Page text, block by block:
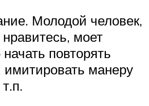
Молодой человек,
моет
повторять
манеру